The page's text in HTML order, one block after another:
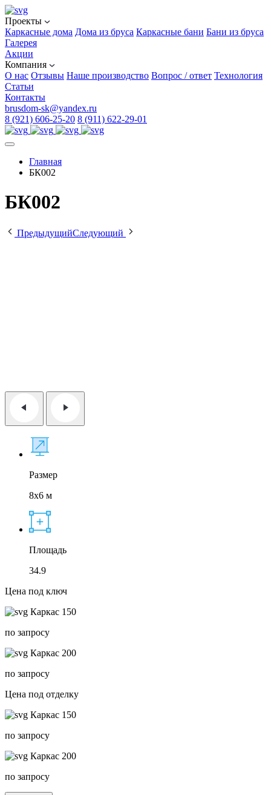
Проекты
Каркасные дома Дома из бруса Каркасные бани Бани из бруса
Галерея
Акции
Компания
О нас Отзывы Наше производство Вопрос / ответ Технология
Статьи
Контакты
brusdom-sk@yandex.ru
8 (921) 606-25-20 8 (911) 622-29-01
Главная
БК002
БК002
ПредыдущийСледующий
Размер
8x6 м
Площадь
34.9
Цена под ключ
Каркас 150
по запросу
Каркас 200
по запросу
Цена под отделку
Каркас 150
по запросу
Каркас 200
по запросу